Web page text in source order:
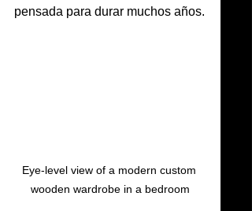
pensada para durar muchos años.
Eye-level view of a modern custom
wooden wardrobe in a bedroom